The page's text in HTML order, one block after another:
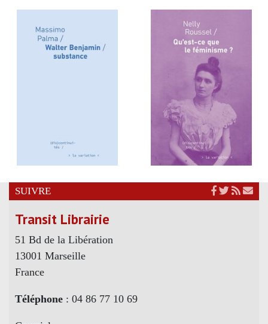
SUIVRE
Transit Librairie
51 Bd de la Libération
13001 Marseille
France
Téléphone : 04 86 77 10 69